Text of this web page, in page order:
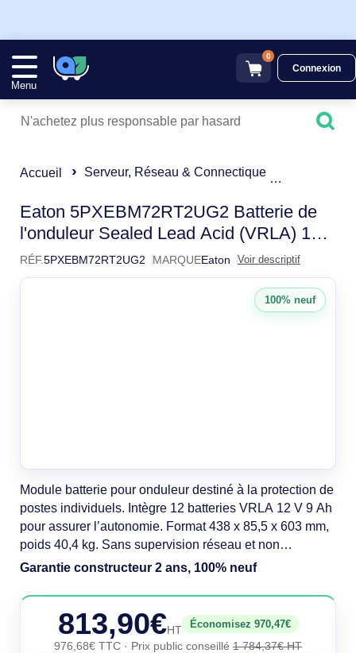
Menu
0
Connexion
Accueil Serveur, Réseau & Connectique
Eaton
Eaton 5PXEBM72RT2UG2 Batterie de
l'onduleur Sealed Lead Acid (VRLA) 12
V 9 Ah
RÉF.5PXEBM72RT2UG2 MARQUEEaton Voir descriptif
Module batterie pour onduleur destiné à la protection de
postes individuels. Intègre 12 batteries VRLA 12 V 9 Ah
pour assurer l’autonomie. Format 438 x 85,5 x 603 mm,
poids 40,4 kg. Sans supervision réseau et non
extensible. Conforme CE, RoHS et REACH pour une
professionnels. Certifié IEC/EN 62040-1/2/3 et UL 1778.
Garantie constructeur 2 ans, 100% neuf
813,90€HT
Économisez 970,47€
976,68€ TTC · Prix public conseillé 1 784,37€ HT
100% neuf